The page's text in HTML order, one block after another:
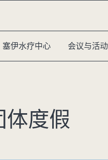
塞伊水疗中心 会议与活动
体度假